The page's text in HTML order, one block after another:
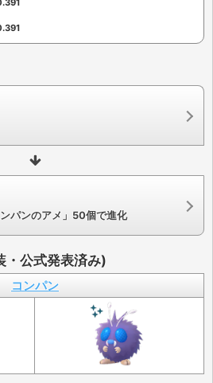
パンのアメ」50個で進化
・公式発表済み)
コンパン